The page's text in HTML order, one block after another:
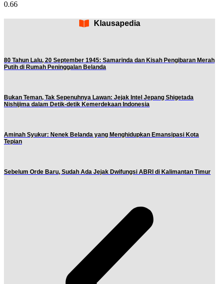
Klausapedia
80 Tahun Lalu, 20 September 1945: Samarinda dan Kisah Pengibaran Merah
Putih di Rumah Peninggalan Belanda
Bukan Teman, Tak Sepenuhnya Lawan: Jejak Intel Jepang Shigetada
Nishijima dalam Detik-detik Kemerdekaan Indonesia
Aminah Syukur: Nenek Belanda yang Menghidupkan Emansipasi Kota
Tepian
Sebelum Orde Baru, Sudah Ada Jejak Dwifungsi ABRI di Kalimantan Timur